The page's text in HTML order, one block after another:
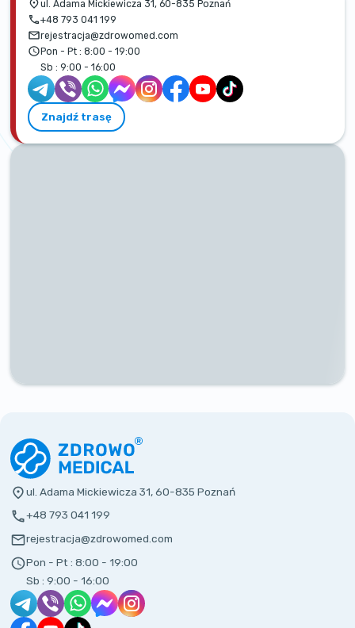
ul. Adama Mickiewicza 31, 60-835 Poznań
+48 793 041 199
rejestracja@zdrowomed.com
Pon - Pt : 8:00 - 19:00
Sb : 9:00 - 16:00
Znajdź trasę
ul. Adama Mickiewicza 31, 60-835 Poznań
+48 793 041 199
rejestracja@zdrowomed.com
Pon - Pt : 8:00 - 19:00
Sb : 9:00 - 16:00